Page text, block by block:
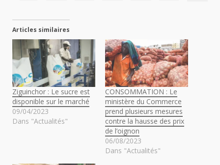
Articles similaires
Ziguinchor : Le sucre est
disponible sur le marché
09/04/2023
Dans "Actualités"
CONSOMMATION : Le
ministère du Commerce
prend plusieurs mesures
contre la hausse des prix
de l’oignon
06/08/2023
Dans "Actualités"